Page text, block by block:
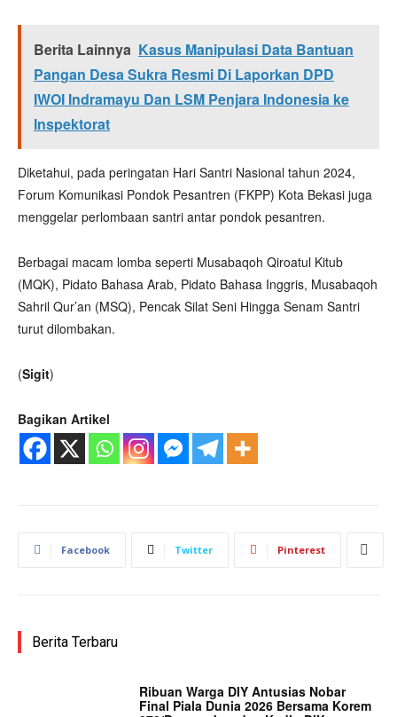
Berita Lainnya Kasus Manipulasi Data Bantuan
Pangan Desa Sukra Resmi Di Laporkan DPD
IWOI Indramayu Dan LSM Penjara Indonesia ke
Inspektorat
Diketahui, pada peringatan Hari Santri Nasional tahun 2024,
Forum Komunikasi Pondok Pesantren (FKPP) Kota Bekasi juga
menggelar perlombaan santri antar pondok pesantren.
Berbagai macam lomba seperti Musabaqoh Qiroatul Kitub
(MQK), Pidato Bahasa Arab, Pidato Bahasa Inggris, Musabaqoh
Sahril Qur’an (MSQ), Pencak Silat Seni Hingga Senam Santri
turut dilombakan.
(Sigit)
Bagikan Artikel
Facebook Twitter Pinterest
Berita Terbaru
Ribuan Warga DIY Antusias Nobar
Final Piala Dunia 2026 Bersama Korem